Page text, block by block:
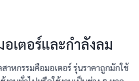
เตอร์และกำลังลม
หกรรมคือมอเตอร์ รุ่นราคาถูกมักใช้